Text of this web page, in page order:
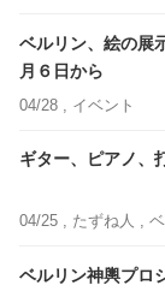
ベルリン、絵の展
月６日から
04/28 , イベント
ギター、ピアノ、
04/25 , たずね人 ,
ベルリン神輿プロ